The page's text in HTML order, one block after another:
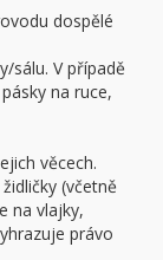
dospělé
sálu. V případě
na ruce,
věcech.
(včetně
na vlajky,
právo